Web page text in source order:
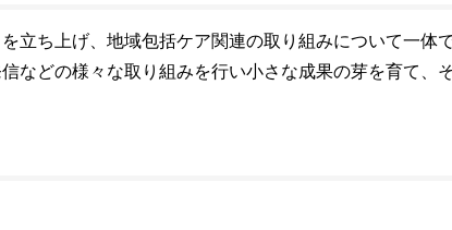
立ち上げ、地域包括ケア関連の取り組みについて一体
などの様々な取り組みを行い小さな成果の芽を育て、